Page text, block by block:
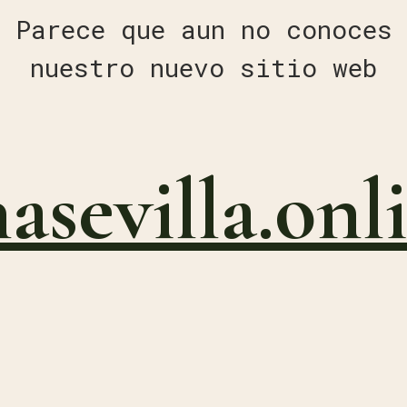
Parece que aun no conoces
nuestro nuevo sitio web